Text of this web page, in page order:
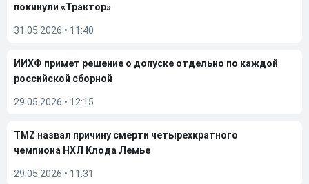
покинули «Трактор»
31.05.2026 • 11:40
ИИХФ примет решение о допуске отдельно по каждой
российской сборной
29.05.2026 • 12:15
TMZ назвал причину смерти четырехкратного
чемпиона НХЛ Клода Лемье
29.05.2026 • 11:31